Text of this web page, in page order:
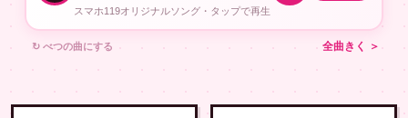
スマホ119オリジナルソング・タップで再生
↻ べつの曲にする 全曲きく ＞